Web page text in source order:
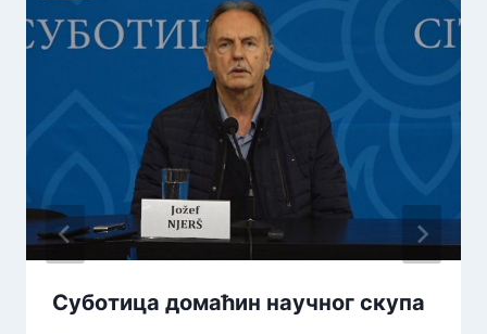
Суботица домаћин научног скупа